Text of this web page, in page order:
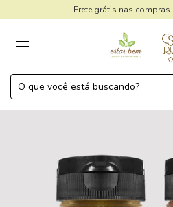
Frete grátis nas compras